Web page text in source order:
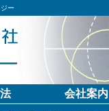
ー
会社案内